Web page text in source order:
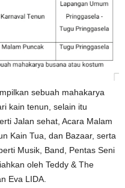
sebuah mahakarya
kain tenun, selain itu
Jalan sehat, Acara Malam
Kain Tua, dan Bazaar, serta
Musik, Band, Pentas Seni
oleh Teddy & The
Eva LIDA.